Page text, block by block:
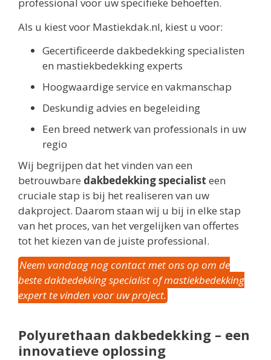
professional voor uw specifieke behoeften.
Als u kiest voor Mastiekdak.nl, kiest u voor:
Gecertificeerde dakbedekking specialisten
en mastiekbedekking experts
Hoogwaardige service en vakmanschap
Deskundig advies en begeleiding
Een breed netwerk van professionals in uw
regio
Wij begrijpen dat het vinden van een
betrouwbare dakbedekking specialist een
cruciale stap is bij het realiseren van uw
dakproject. Daarom staan wij u bij in elke stap
van het proces, van het vergelijken van offertes
tot het kiezen van de juiste professional.
Neem vandaag nog contact met ons op om de
beste dakbedekking specialist of mastiekbedekking
expert te vinden voor uw project.
Polyurethaan dakbedekking – een
innovatieve oplossing